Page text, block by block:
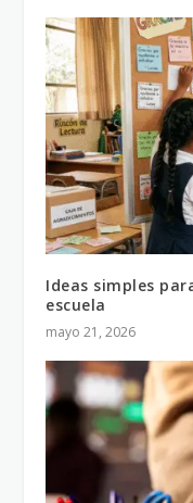
Ideas simples
escuela
mayo 21, 2026